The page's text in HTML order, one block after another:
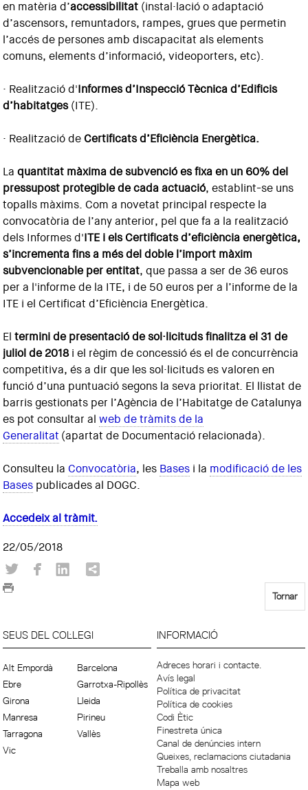
en matèria d’accessibilitat (instal·lació o adaptació
d’ascensors, remuntadors, rampes, grues que permetin
l’accés de persones amb discapacitat als elements
comuns, elements d’informació, videoporters, etc).
· Realització d'Informes d’Inspecció Tècnica d’Edificis
d’habitatges(ITE).
· Realització de Certificats d’Eficiència Energètica.
Laquantitat màxima de subvenció es fixa en un 60% del
pressupost protegible de cada actuació, establint-se uns
topalls màxims. Com a novetat principal respecte la
convocatòria de l’any anterior, pel que fa a la realització
dels Informes d'ITE i els Certificats d’eficiència energètica,
s’incrementa fins a més del doble l’import màxim
subvencionable per entitat, que passa a ser de 36 euros
per a l'informe de la ITE, i de 50 euros per a l’informe de la
ITE i el Certificat d’Eficiència Energètica.
Eltermini de presentació de sol·licituds finalitza el 31 de
juliol de 2018i el règim de concessió és el de concurrència
competitiva, és a dir que les sol·licituds es valoren en
funció d’una puntuació segons la seva prioritat. El llistat de
barris gestionats per l’Agència de l’Habitatge de Catalunya
es pot consultar alweb de tràmits de la
Generalitat (apartat de Documentació relacionada).
Consulteu la Convocatòria, les Bases i la modificació de les
Bases publicades al DOGC.
Accedeix al tràmit.
22/05/2018
Tornar
SEUS DEL COL·LEGI
Alt Empordà
Barcelona
Ebre
Garrotxa-Ripollès
Girona
Lleida
Manresa
Pirineu
Tarragona
Vallès
Vic
INFORMACIÓ
Adreces horari i contacte.
Avís legal
Política de privacitat
Política de cookies
Codi Ètic
Finestreta única
Canal de denúncies intern
Queixes, reclamacions ciutadania
Treballa amb nosaltres
Mapa web